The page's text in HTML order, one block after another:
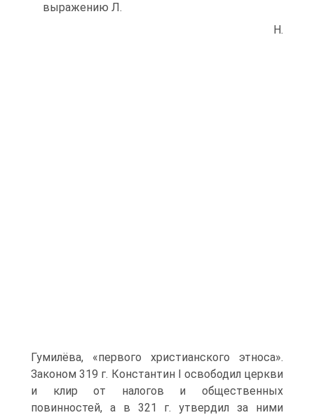
выражению Л.
Н.
Гумилёва, «первого христианского этноса».
Законом 319 г. Константин I освободил церкви
и клир от налогов и общественных
повинностей, а в 321 г. утвердил за ними